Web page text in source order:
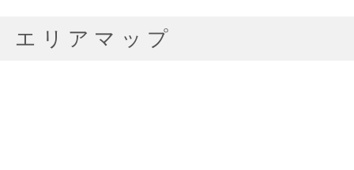
エリアマップ